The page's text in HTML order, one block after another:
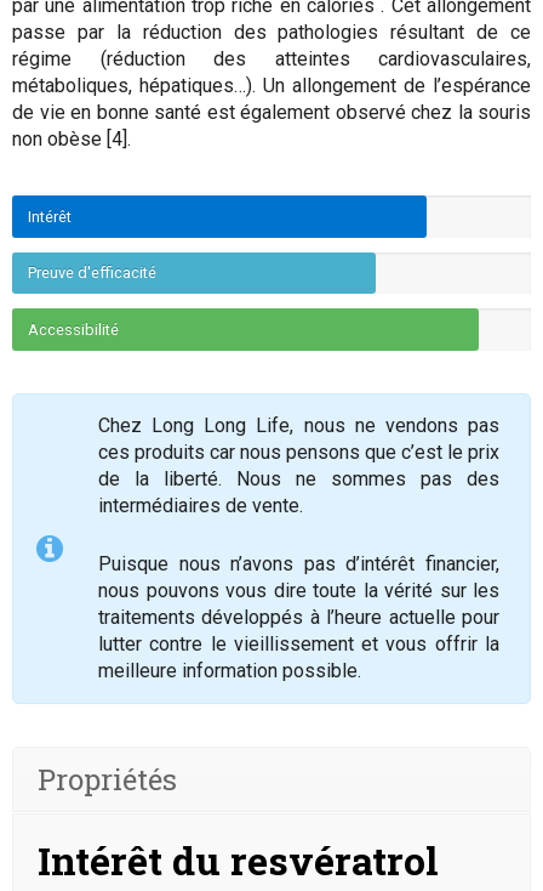
par une alimentation trop riche en calories . Cet allongement
passe par la réduction des pathologies résultant de ce
régime (réduction des atteintes cardiovasculaires,
métaboliques, hépatiques…). Un allongement de l’espérance
de vie en bonne santé est également observé chez la souris
non obèse [4].
Intérêt
Preuve d'efficacité
Accessibilité
Chez Long Long Life, nous ne vendons pas
ces produits car nous pensons que c’est le prix
de la liberté. Nous ne sommes pas des
intermédiaires de vente.
Puisque nous n’avons pas d’intérêt financier,
nous pouvons vous dire toute la vérité sur les
traitements développés à l’heure actuelle pour
lutter contre le vieillissement et vous offrir la
meilleure information possible.
Propriétés
Intérêt du resvératrol